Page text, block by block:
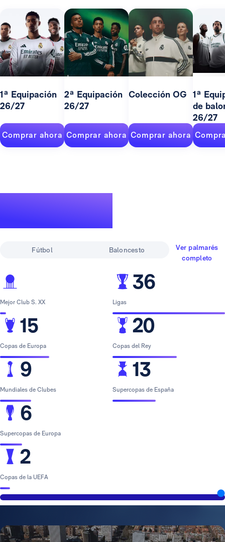
1ª Equipación
26/27
Comprar ahora
2ª Equipación
26/27
Comprar ahora
Colección OG
Comprar ahora
1ª
de
26/27
Fútbol Baloncesto
Ver palmarés
completo
Mejor Club S. XX
15
Copas de Europa
9
Mundiales de Clubes
6
Supercopas de Europa
2
Copas de la UEFA
36
Ligas
20
Copas del Rey
13
Supercopas de España